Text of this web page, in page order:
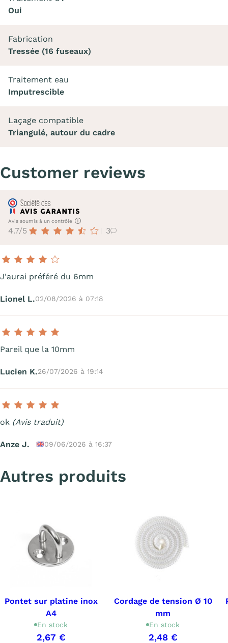
Oui
Fabrication
Tressée (16 fuseaux)
Traitement eau
Imputrescible
Laçage compatible
Triangulé, autour du cadre
Customer reviews
Avis soumis à un contrôle
4.7/5 3
J'aurai préféré du 6mm
Lionel L.02/08/2026 à 07:18
Pareil que la 10mm
Lucien K.26/07/2026 à 19:14
ok (Avis traduit)
Anze J. 09/06/2026 à 16:37
Autres produits
Pontet sur platine inox
A4
En stock
2,67 €
Cordage de tension Ø 10
mm
En stock
2,48 €